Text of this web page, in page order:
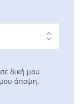
δική μου
μου άποψη.